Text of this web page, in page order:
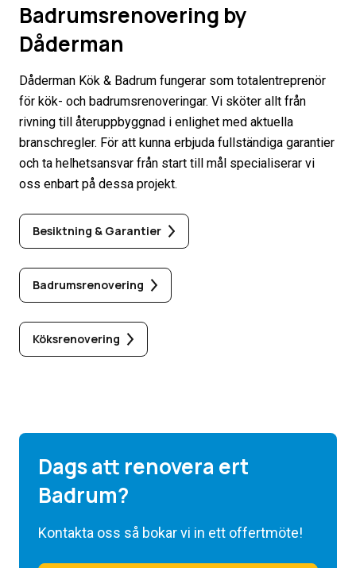
Badrumsrenovering by
Dåderman
Dåderman Kök & Badrum fungerar som totalentreprenör
för kök- och badrumsrenoveringar. Vi sköter allt från
rivning till återuppbyggnad i enlighet med aktuella
branschregler. För att kunna erbjuda fullständiga garantier
och ta helhetsansvar från start till mål specialiserar vi
oss enbart på dessa projekt.
Besiktning & Garantier
Badrumsrenovering
Köksrenovering
Dags att renovera ert
Badrum?
Kontakta oss så bokar vi in ett offertmöte!